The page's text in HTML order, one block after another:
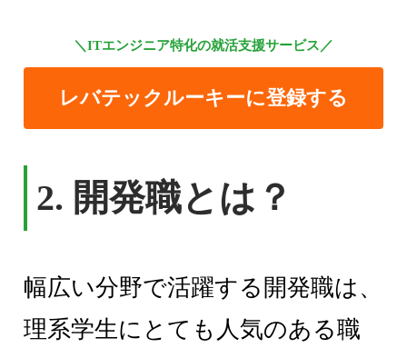
＼ITエンジニア特化の就活支援サービス／
レバテックルーキーに登録する
2. 開発職とは？
幅広い分野で活躍する開発職は、
理系学生にとても人気のある職